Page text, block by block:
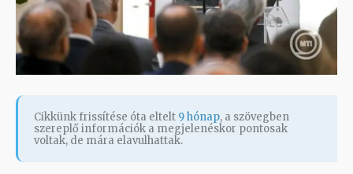
Cikkünk frissítése óta eltelt 9 hónap, a szövegben
szereplő információk a megjelenéskor pontosak
voltak, de mára elavulhattak.